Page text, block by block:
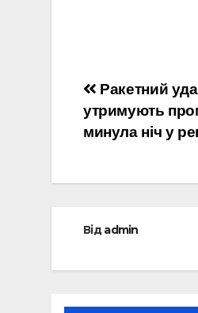
записів
Ракетний
утримують
минула ніч у
Відadmin